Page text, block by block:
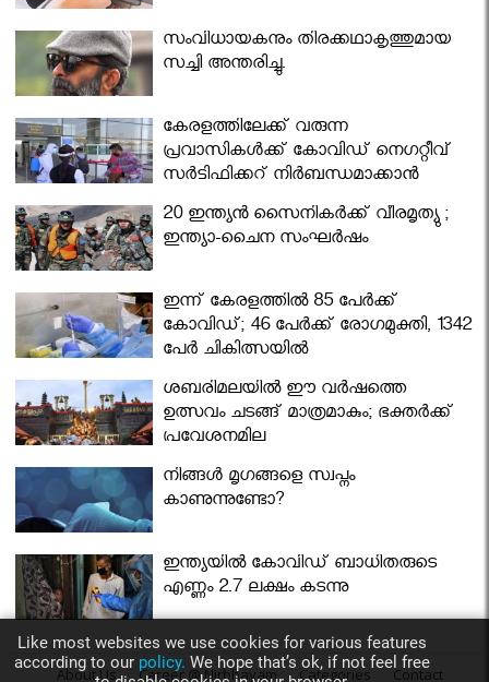
സംവിധായകനും തിരക്കഥാകൃത്തുമായ
സച്ചി അന്തരിച്ചു.
കേരളത്തിലേക്ക് വരുന്ന
പ്രവാസികള്‍ക്ക് കോവിഡ് നെഗറ്റീവ്
സര്‍ട്ടിഫിക്കറ്റ് നിർബന്ധമാക്കാൻ
മന്ത്രിസഭ
20 ഇന്ത്യൻ സൈനികർക്ക് വീരമൃത്യു ;
ഇന്ത്യാ-ചൈന സംഘർഷം
ഇന്ന് കേരളത്തിൽ 85 പേർക്ക്
കോവിഡ്; 46 പേർക്ക് രോഗമുക്തി, 1342
പേർ ചികിത്സയിൽ
ശബരിമലയില്‍ ഈ വർഷത്തെ
ഉത്സവം ചടങ്ങ് മാത്രമാകും; ഭക്തർക്ക്
പ്രവേശനമില്ല
നിങ്ങള്‍ മൃഗങ്ങളെ സ്വപ്നം
കാണുന്നുണ്ടോ?
ഇന്ത്യയിൽ കോവിഡ് ബാധിതരുടെ
എണ്ണം 2.7 ലക്ഷം കടന്നു
About Us Career @ Nirbhayam Categories Contact
Like most websites we use cookies for various features
according to our policy. We hope that’s ok, if not feel free